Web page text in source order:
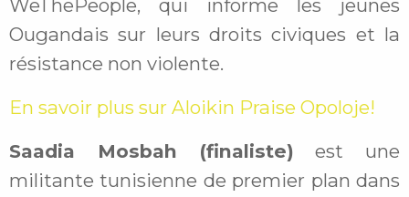
WeThePeople, qui informe les jeunes
Ougandais sur leurs droits civiques et la
résistance non violente.
En savoir plus sur Aloikin Praise Opoloje!
Saadia Mosbah (finaliste) est une
militante tunisienne de premier plan dans